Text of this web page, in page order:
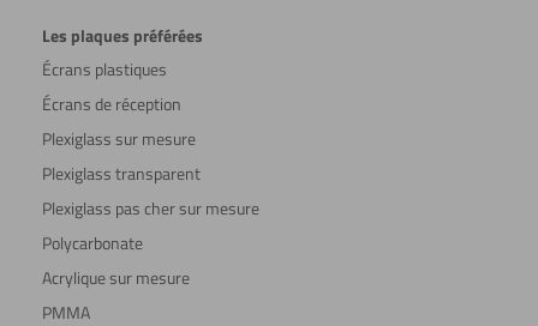
Les plaques préférées
Écrans plastiques
Écrans de réception
Plexiglass sur mesure
Plexiglass transparent
Plexiglass pas cher sur mesure
Polycarbonate
Acrylique sur mesure
PMMA